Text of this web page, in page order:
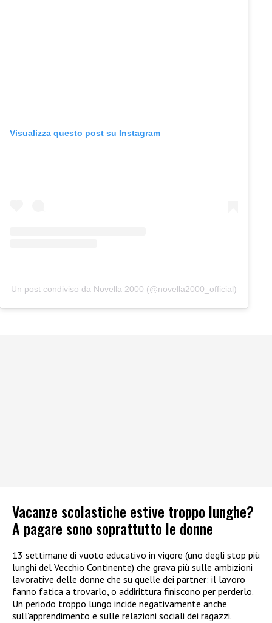
Visualizza questo post su Instagram
Un post condiviso da Novella 2000 (@novella2000_official)
Vacanze scolastiche estive troppo lunghe?
A pagare sono soprattutto le donne
13 settimane di vuoto educativo in vigore (uno degli stop più
lunghi del Vecchio Continente) che grava più sulle ambizioni
lavorative delle donne che su quelle dei partner: il lavoro
fanno fatica a trovarlo, o addirittura finiscono per perderlo.
Un periodo troppo lungo incide negativamente anche
sull’apprendimento e sulle relazioni sociali dei ragazzi.